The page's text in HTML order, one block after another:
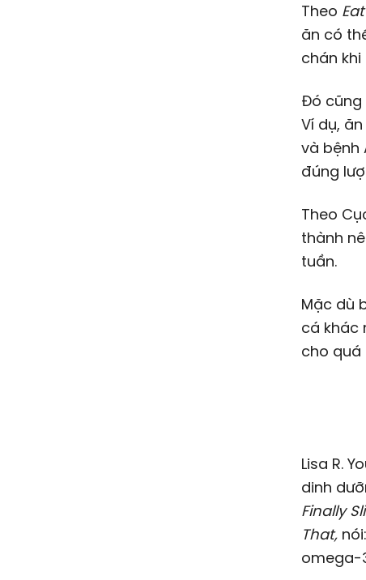
Theo
ăn có
chán
Đó cũng
Ví dụ,
và bệnh
đúng
Theo
thành
tuần.
Mặc dù
cá khác
cho quá
Lisa R. Young, tiến sĩ, chuyên gia tư vấn dinh dưỡng, phó giáo sư
dinh
Finally
That,
omega-